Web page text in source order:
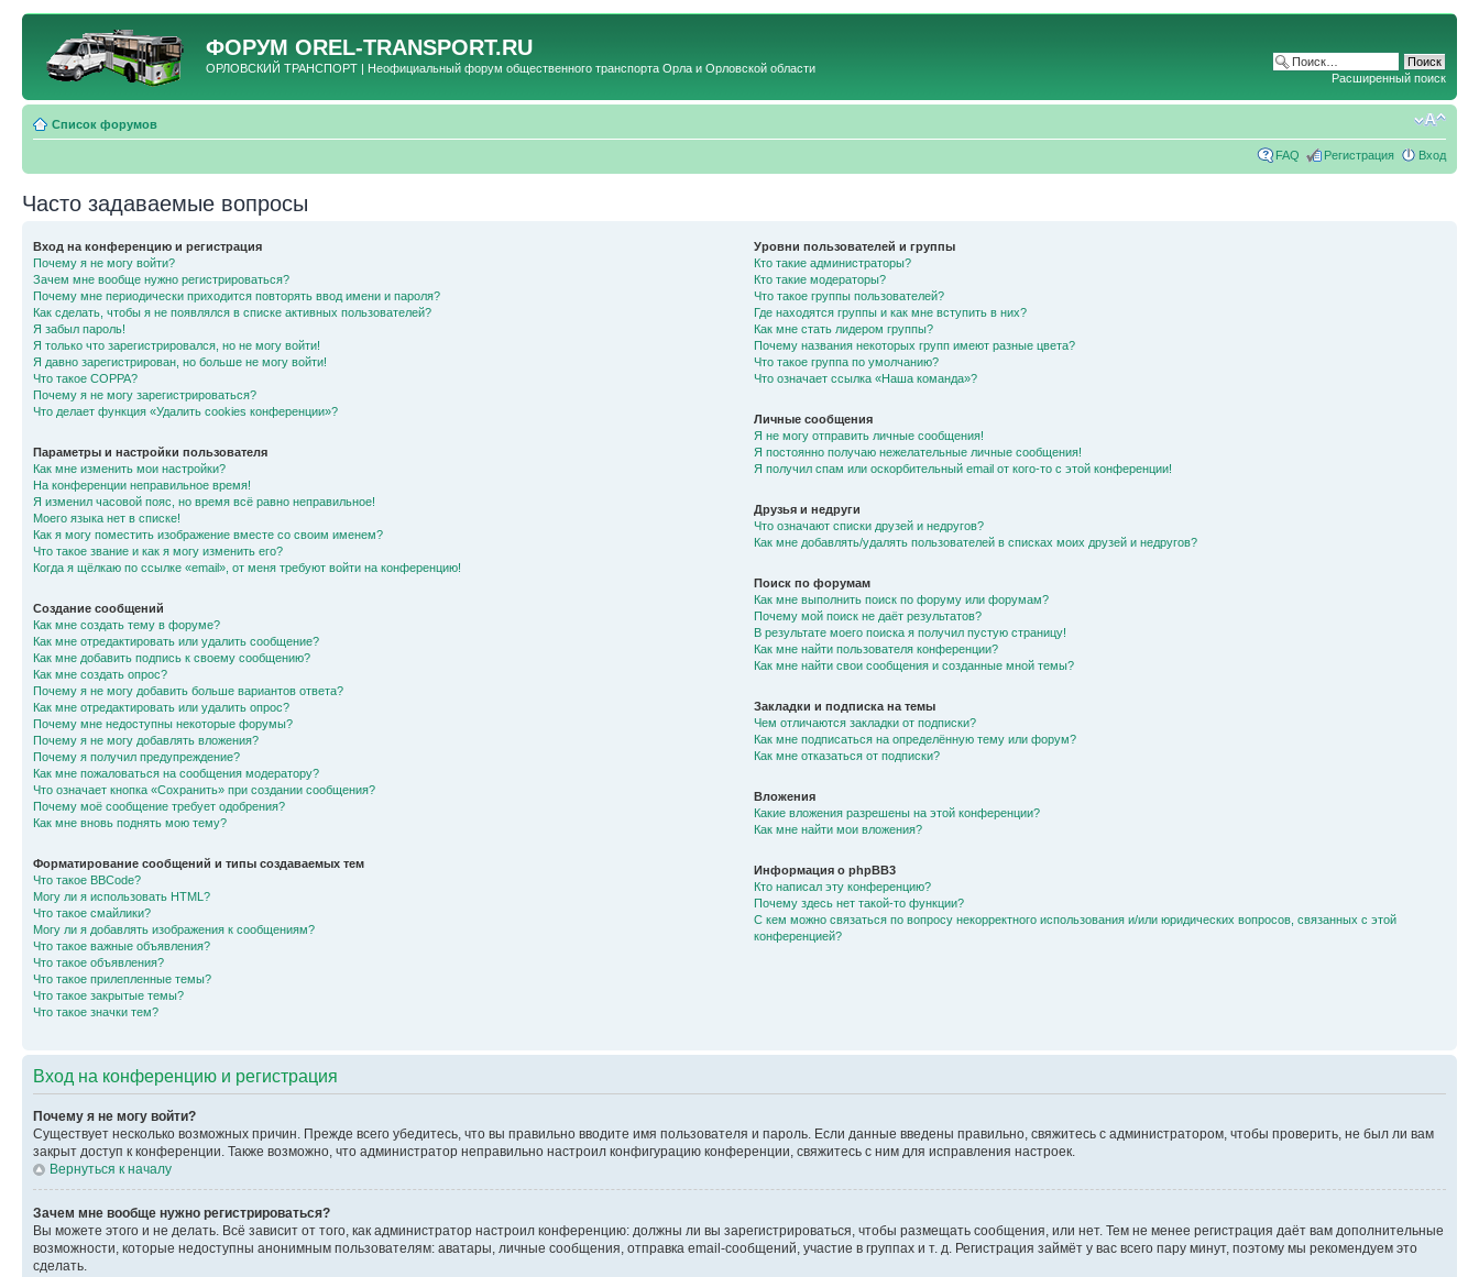
ФОРУМ OREL-TRANSPORT.RU
ОРЛОВСКИЙ ТРАНСПОРТ | Неофициальный форум общественного транспорта Орла и Орловской области
Расширенный поиск
Список форумов
FAQ Регистрация Вход
Часто задаваемые вопросы
Вход на конференцию и регистрация
Почему я не могу войти?
Зачем мне вообще нужно регистрироваться?
Почему мне периодически приходится повторять ввод имени и пароля?
Как сделать, чтобы я не появлялся в списке активных пользователей?
Я забыл пароль!
Я только что зарегистрировался, но не могу войти!
Я давно зарегистрирован, но больше не могу войти!
Что такое COPPA?
Почему я не могу зарегистрироваться?
Что делает функция «Удалить cookies конференции»?
Параметры и настройки пользователя
Как мне изменить мои настройки?
На конференции неправильное время!
Я изменил часовой пояс, но время всё равно неправильное!
Моего языка нет в списке!
Как я могу поместить изображение вместе со своим именем?
Что такое звание и как я могу изменить его?
Когда я щёлкаю по ссылке «email», от меня требуют войти на конференцию!
Создание сообщений
Как мне создать тему в форуме?
Как мне отредактировать или удалить сообщение?
Как мне добавить подпись к своему сообщению?
Как мне создать опрос?
Почему я не могу добавить больше вариантов ответа?
Как мне отредактировать или удалить опрос?
Почему мне недоступны некоторые форумы?
Почему я не могу добавлять вложения?
Почему я получил предупреждение?
Как мне пожаловаться на сообщения модератору?
Что означает кнопка «Сохранить» при создании сообщения?
Почему моё сообщение требует одобрения?
Как мне вновь поднять мою тему?
Форматирование сообщений и типы создаваемых тем
Что такое BBCode?
Могу ли я использовать HTML?
Что такое смайлики?
Могу ли я добавлять изображения к сообщениям?
Что такое важные объявления?
Что такое объявления?
Что такое прилепленные темы?
Что такое закрытые темы?
Что такое значки тем?
Уровни пользователей и группы
Кто такие администраторы?
Кто такие модераторы?
Что такое группы пользователей?
Где находятся группы и как мне вступить в них?
Как мне стать лидером группы?
Почему названия некоторых групп имеют разные цвета?
Что такое группа по умолчанию?
Что означает ссылка «Наша команда»?
Личные сообщения
Я не могу отправить личные сообщения!
Я постоянно получаю нежелательные личные сообщения!
Я получил спам или оскорбительный email от кого-то с этой конференции!
Друзья и недруги
Что означают списки друзей и недругов?
Как мне добавлять/удалять пользователей в списках моих друзей и недругов?
Поиск по форумам
Как мне выполнить поиск по форуму или форумам?
Почему мой поиск не даёт результатов?
В результате моего поиска я получил пустую страницу!
Как мне найти пользователя конференции?
Как мне найти свои сообщения и созданные мной темы?
Закладки и подписка на темы
Чем отличаются закладки от подписки?
Как мне подписаться на определённую тему или форум?
Как мне отказаться от подписки?
Вложения
Какие вложения разрешены на этой конференции?
Как мне найти мои вложения?
Информация о phpBB3
Кто написал эту конференцию?
Почему здесь нет такой-то функции?
С кем можно связаться по вопросу некорректного использования и/или юридических вопросов, связанных с этой
конференцией?
Вход на конференцию и регистрация
Почему я не могу войти?
Существует несколько возможных причин. Прежде всего убедитесь, что вы правильно вводите имя пользователя и пароль. Если данные введены правильно, свяжитесь с администратором, чтобы проверить, не был ли вам
закрыт доступ к конференции. Также возможно, что администратор неправильно настроил конфигурацию конференции, свяжитесь с ним для исправления настроек.
Вернуться к началу
Зачем мне вообще нужно регистрироваться?
Вы можете этого и не делать. Всё зависит от того, как администратор настроил конференцию: должны ли вы зарегистрироваться, чтобы размещать сообщения, или нет. Тем не менее регистрация даёт вам дополнительные
возможности, которые недоступны анонимным пользователям: аватары, личные сообщения, отправка email-сообщений, участие в группах и т. д. Регистрация займёт у вас всего пару минут, поэтому мы рекомендуем это
сделать.